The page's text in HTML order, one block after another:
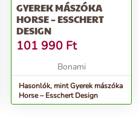
GYEREK MÁSZÓKA
HORSE – ESSCHERT
DESIGN
101 990 Ft
Bonami
Hasonlók, mint Gyerek mászóka
Horse – Esschert Design